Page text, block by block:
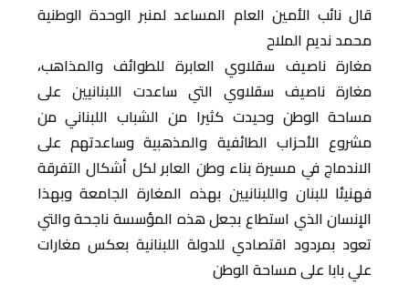
قال نائب الأمين العام المساعد لمنبر الوحدة الوطنية
محمد نديم الملاح
مغارة ناصيف سقلاوي العابرة للطوائف والمذاهب،
مغارة ناصيف سقلاوي التي ساعدت اللبنانيين على
مساحة الوطن وحيدت كثيرا من الشباب اللبناني من
مشروع الأحزاب الطائفية والمذهبية وساعدتهم على
الاندماج في مسيرة بناء وطن العابر لكل أشكال التفرقة
فهنيئا للبنان واللبنانيين بهذه المغارة الجامعة وبهذا
الإنسان الذي استطاع بجعل هذه المؤسسة ناجحة والتي
تعود بمردود اقتصادي للدولة اللبنانية بعكس مغارات
علي بابا على مساحة الوطن